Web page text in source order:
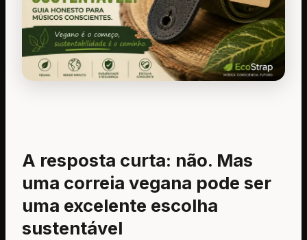
A resposta curta: não. Mas
uma correia vegana pode ser
uma excelente escolha
sustentável